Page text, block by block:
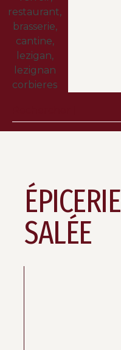
ÉPICERIE
SALÉE